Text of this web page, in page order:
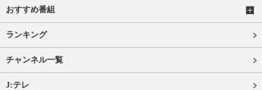
おすすめ番組
ランキング
チャンネル一覧
J:テレ